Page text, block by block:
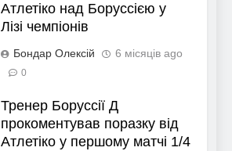
Атлетіко над Боруссією у
Лізі чемпіонів
Бондар Олексій 6 місяців ago
0
Тренер Боруссії Д
прокоментував поразку від
Атлетіко у першому матчі 1/4